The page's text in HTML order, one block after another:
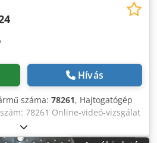
Hívás
száma: 78261, Hajtogatógép
78261 Online-videó-vizsgálat
látogatásának - további
Axyne Aqlekr Azonnal